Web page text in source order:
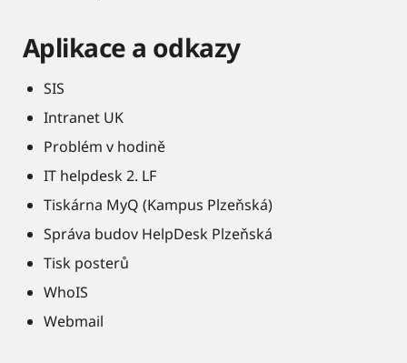
Aplikace a odkazy
SIS
Intranet UK
Problém v hodině
IT helpdesk 2. LF
Tiskárna MyQ (Kampus Plzeňská)
Správa budov HelpDesk Plzeňská
Tisk posterů
WhoIS
Webmail